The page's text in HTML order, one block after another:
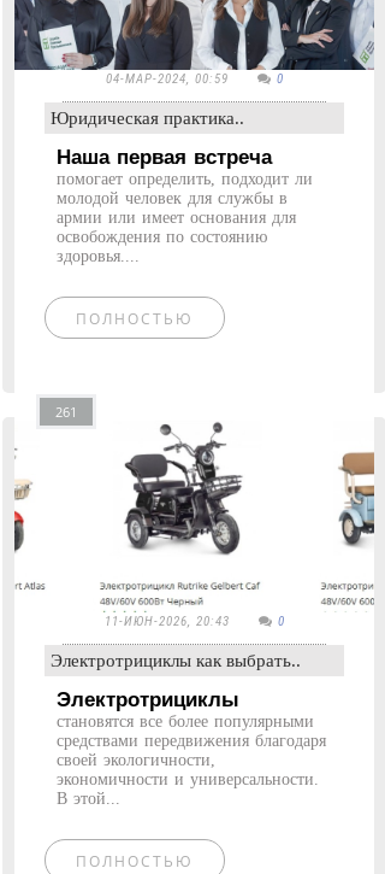
04-МАР-2024, 00:59 0
Юридическая практика..
Наша первая встреча
помогает определить, подходит ли
молодой человек для службы в
армии или имеет основания для
освобождения по состоянию
здоровья....
ПОЛНОСТЬЮ
261
11-ИЮН-2026, 20:43 0
Электротрициклы как выбрать..
Электротрициклы
становятся все более популярными
средствами передвижения благодаря
своей экологичности,
экономичности и универсальности.
В этой...
ПОЛНОСТЬЮ